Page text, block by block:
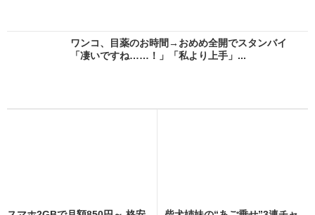
ワンコ、目薬のお時間→おめめ全開でスタンバイ
「凄いですね……！」「私より上手」...